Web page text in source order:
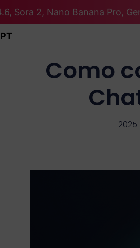
Sora 2, Nano Banana Pro,
Como